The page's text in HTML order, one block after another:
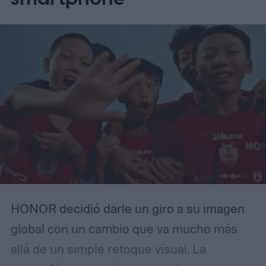
HONOR decidió darle un giro a su imagen
global con un cambio que va mucho más
allá de un simple retoque visual. La